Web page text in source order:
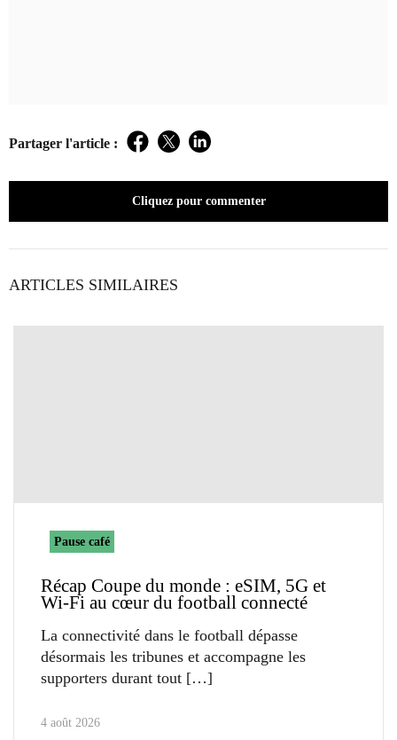
Partager l'article : Facebook
TwitterLinkedIn
Cliquez pour commenter
ARTICLES SIMILAIRES
Pause café
Récap Coupe du monde : eSIM, 5G et
Wi-Fi au cœur du football connecté
La connectivité dans le football dépasse
désormais les tribunes et accompagne les
supporters durant tout
4 août 2026